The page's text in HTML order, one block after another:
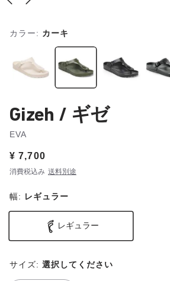
カラー: カーキ
Gizeh / ギゼ
EVA
Price:
¥ 7,700
消費税込み 送料別途
幅: レギュラー
レギュラー
サイズ: 選択してください